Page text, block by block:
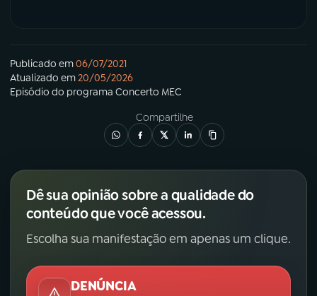
Publicado em06/07/2021
Atualizado em20/05/2026
Episódio do programa Concerto MEC
Compartilhe
Dê sua opinião sobre a qualidade do
conteúdo que você acessou.
Escolha sua manifestação em apenas um clique.
DENÚNCIA